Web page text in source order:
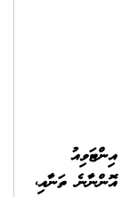
އިންޓަވިއު
އޮންނާނެ ތަނާއި،